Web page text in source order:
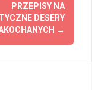
PRZEPISY NA
DESERY
→